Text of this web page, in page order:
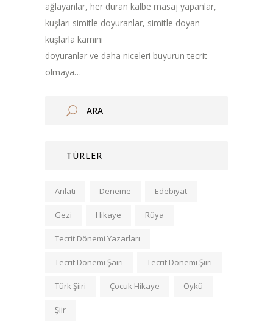
ağlayanlar, her duran kalbe masaj yapanlar,
kuşları simitle doyuranlar, simitle doyan
kuşlarla karnını
doyuranlar ve daha niceleri buyurun tecrit
olmaya…
TÜRLER
Anlatı Deneme Edebiyat
Gezi Hikaye Rüya
Tecrit Dönemi Yazarları
Tecrit Dönemi Şairi Tecrit Dönemi Şiiri
Türk Şiiri Çocuk Hikaye Öykü
Şiir